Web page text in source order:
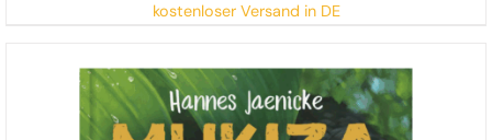
kostenloser Versand in DE